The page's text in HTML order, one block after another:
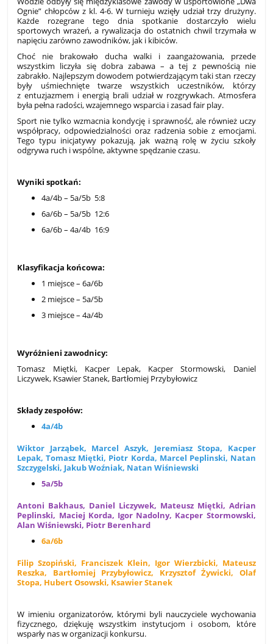
Ognie” chłopców z kl. 4-6. W turnieju wzięły udział trzy drużyny.
Każde rozegrane tego dnia spotkanie dostarczyło wielu
sportowych wrażeń, a rywalizacja do ostatnich chwil trzymała w
napięciu zarówno zawodników, jak i kibiców.
Choć nie brakowało ducha walki i zaangażowania, przede
wszystkim liczyła się dobra zabawa – a tej z pewnością nie
zabrakło. Najlepszym dowodem potwierdzającym taki stan rzeczy
były uśmiechnięte twarze wszystkich uczestników, którzy
z entuzjazmem i energią brali udział w rozgrywkach. Atmosfera
była pełna radości, wzajemnego wsparcia i zasad fair play.
Sport nie tylko wzmacnia kondycję i sprawność, ale również uczy
współpracy, odpowiedzialności oraz radzenia sobie z emocjami.
Tego typu inicjatywy pokazują, jak ważną rolę w życiu szkoły
odgrywa ruch i wspólne, aktywne spędzanie czasu.
Wyniki spotkań:
4a/4b – 5a/5b 5:8
6a/6b – 5a/5b 12:6
6a/6b – 4a/4b 16:9
Klasyfikacja końcowa:
1 miejsce – 6a/6b
2 miejsce – 5a/5b
3 miejsce – 4a/4b
Wyróżnieni zawodnicy:
Tomasz Miętki, Kacper Lepak, Kacper Stormowski, Daniel
Liczywek, Ksawier Stanek, Bartłomiej Przybyłowicz
Składy zespołów:
4a/4b
Wiktor Jarząbek, Marcel Aszyk, Jeremiasz Stopa, Kacper
Lepak, Tomasz Miętki, Piotr Korda, Marcel Peplinski, Natan
Szczygelski, Jakub Woźniak, Natan Wiśniewski
5a/5b
Antoni Bakhaus, Daniel Liczywek, Mateusz Miętki, Adrian
Peplinski, Maciej Korda, Igor Nadolny, Kacper Stormowski,
Alan Wiśniewski, Piotr Berenhard
6a/6b
Filip Szopiński, Franciszek Klein, Igor Wierzbicki, Mateusz
Reszka, Bartłomiej Przybyłowicz, Krzysztof Żywicki, Olaf
Stopa, Hubert Osowski, Ksawier Stanek
W imieniu organizatorów, którymi byli nauczyciele wychowania
fizycznego, dziękuję wszystkim instytucjom i osobom, które
wsparły nas w organizacji konkursu.